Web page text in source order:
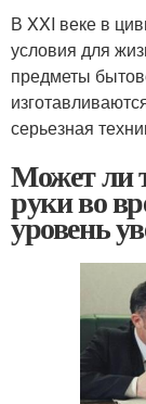
В XXI веке в
условия для
предметы
серьезная
Может ли
руки во
уровень